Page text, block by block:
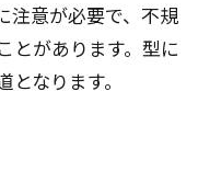
注意が必要で、不規
とがあります。型に
なります。